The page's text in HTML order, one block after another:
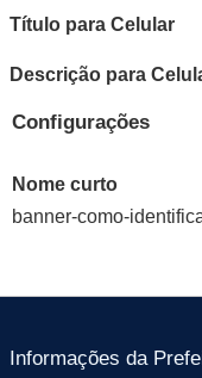
Título para Celular
Descrição para
Configurações
Nome curto
banner-como-
Informações da